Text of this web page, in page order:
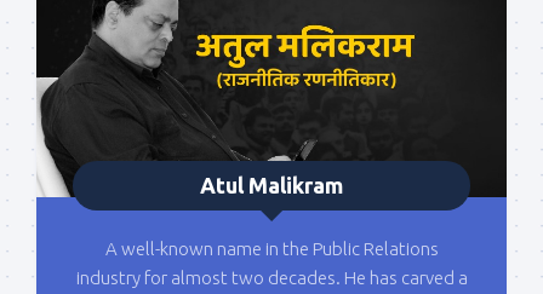
Atul Malikram
A well-known name in the Public Relations
industry for almost two decades. He has carved a